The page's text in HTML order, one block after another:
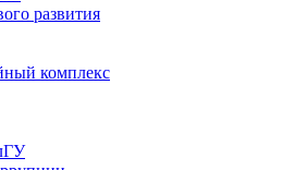
развития
комплекс